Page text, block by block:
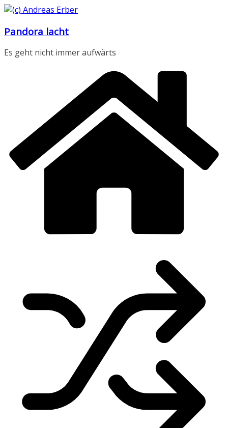
Zum
springen
Pandora lacht
Es geht nicht immer aufwärts